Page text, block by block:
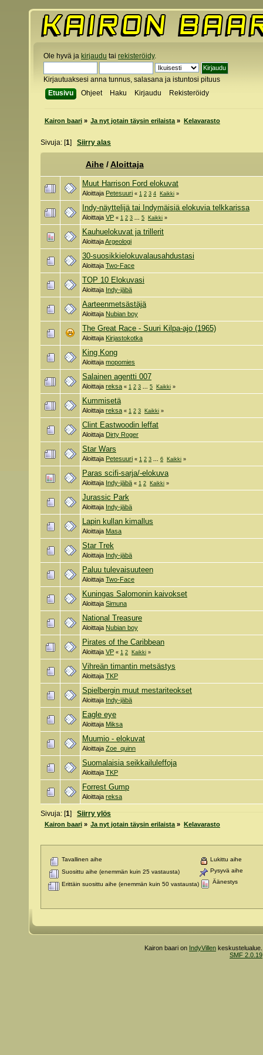
Ole hyvä ja kirjaudu tai rekisteröidy.
Kirjautuaksesi anna tunnus, salasana ja istuntosi pituus
Etusivu
Ohjeet Haku Kirjaudu Rekisteröidy
Kairon baari» Ja nyt jotain täysin erilaista » Kelavarasto
Sivuja: [1] Siirry alas
Aihe/Aloittaja
Muut Harrison Ford elokuvat
Aloittaja Petesuuri « 1 2 3 4 Kaikki »
Indy-näyttelijä tai Indymäisiä elokuvia telkkarissa
Aloittaja VP « 1 2 3 ... 5 Kaikki »
Kauhuelokuvat ja trillerit
AloittajaArgeologi
30-suosikkielokuvalausahdustasi
Aloittaja Two-Face
TOP 10 Elokuvasi
Aloittaja Indy-jäbä
Aarteenmetsästäjä
Aloittaja Nubian boy
The Great Race - Suuri Kilpa-ajo (1965)
Aloittaja Kirjastokotka
King Kong
Aloittaja mopomies
Salainen agentti 007
Aloittaja reksa « 1 2 3 ... 5 Kaikki »
Kummisetä
Aloittaja reksa « 1 2 3 Kaikki »
Clint Eastwoodin leffat
Aloittaja Dirty Roger
Star Wars
Aloittaja Petesuuri « 1 2 3 ... 6 Kaikki »
Paras scifi-sarja/-elokuva
Aloittaja Indy-jäbä « 1 2 Kaikki »
Jurassic Park
Aloittaja Indy-jäbä
Lapin kullan kimallus
Aloittaja Masa
Star Trek
Aloittaja Indy-jäbä
Paluu tulevaisuuteen
Aloittaja Two-Face
Kuningas Salomonin kaivokset
Aloittaja Simuna
National Treasure
Aloittaja Nubian boy
Pirates of the Caribbean
Aloittaja VP « 1 2 Kaikki »
Vihreän timantin metsästys
Aloittaja TKP
Spielbergin muut mestariteokset
Aloittaja Indy-jäbä
Eagle eye
Aloittaja Miksa
Muumio - elokuvat
Aloittaja Zoe_quinn
Suomalaisia seikkailuleffoja
Aloittaja TKP
Forrest Gump
Aloittaja reksa
Sivuja: [1] Siirry ylös
Kairon baari» Ja nyt jotain täysin erilaista » Kelavarasto
Tavallinen aihe
Suosittu aihe (enemmän kuin 25 vastausta)
Erittäin suosittu aihe (enemmän kuin 50 vastausta)
Lukittu aihe
Pysyvä aihe
Äänestys
Kairon baari on IndyVillen
SMF 2.0.19